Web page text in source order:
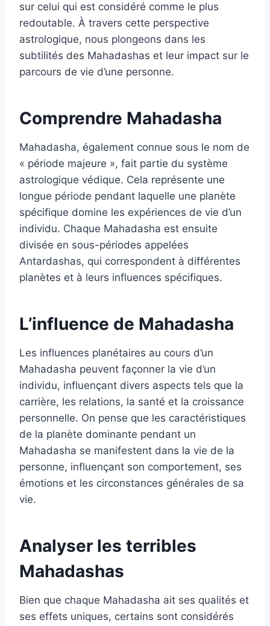
sur celui qui est considéré comme le plus
redoutable. À travers cette perspective
astrologique, nous plongeons dans les
subtilités des Mahadashas et leur impact sur le
parcours de vie d’une personne.
Comprendre Mahadasha
Mahadasha, également connue sous le nom de
« période majeure », fait partie du système
astrologique védique. Cela représente une
longue période pendant laquelle une planète
spécifique domine les expériences de vie d’un
individu. Chaque Mahadasha est ensuite
divisée en sous-périodes appelées
Antardashas, ​​qui correspondent à différentes
planètes et à leurs influences spécifiques.
L’influence de Mahadasha
Les influences planétaires au cours d’un
Mahadasha peuvent façonner la vie d’un
individu, influençant divers aspects tels que la
carrière, les relations, la santé et la croissance
personnelle. On pense que les caractéristiques
de la planète dominante pendant un
Mahadasha se manifestent dans la vie de la
personne, influençant son comportement, ses
émotions et les circonstances générales de sa
vie.
Analyser les terribles
Mahadashas
Bien que chaque Mahadasha ait ses qualités et
ses effets uniques, certains sont considérés